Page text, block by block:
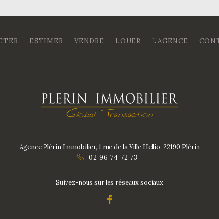
ESTIMER VENDRE LOUER L’AGENCE
Agence Plérin Immobilier, 1 rue de la Ville Hellio, 22190 Plérin
02 96 74 72 73
Suivez-nous sur les réseaux sociaux